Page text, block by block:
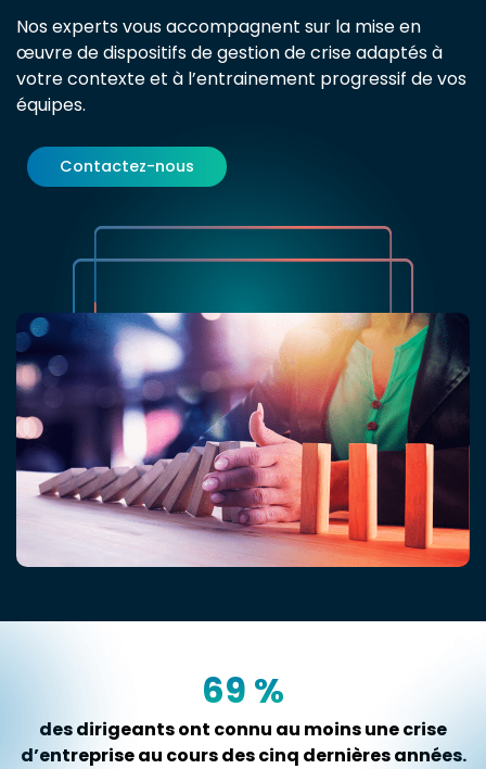
Nos experts vous accompagnent sur la mise en
œuvre de dispositifs de gestion de crise adaptés à
votre contexte et à l’entrainement progressif de vos
équipes.
Contactez-nous
69 %
des dirigeants ont connu au moins une crise
d’entreprise au cours des cinq dernières années.